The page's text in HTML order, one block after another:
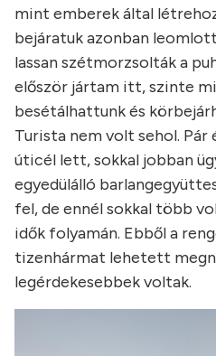
mint emberek által
bejáratuk azonban
lassan szétmorzsolták a
először jártam itt, szinte
besétálhattunk és
Turista nem volt sehol.
úticél lett, sokkal jobban
egyedülálló
fel, de ennél sokkal több
idők folyamán. Ebből a
tizenhármat lehetett
legérdekesebbek voltak.